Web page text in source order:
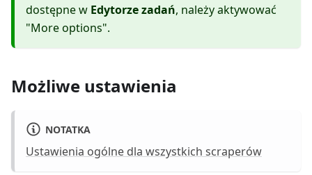
dostępne w Edytorze zadań, należy aktywować
"More options".
Możliwe ustawienia
NOTATKA
Ustawienia ogólne dla wszystkich scraperów